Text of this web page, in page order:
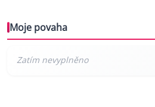
Moje povaha